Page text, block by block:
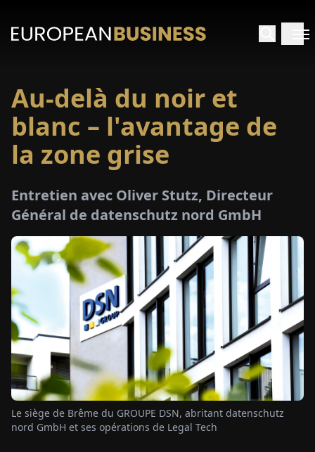
Au-delà du noir et
blanc – l'avantage de
la zone grise
Entretien avec Oliver Stutz, Directeur
Général de datenschutz nord GmbH
Le siège de Brême du GROUPE DSN, abritant datenschutz
nord GmbH et ses opérations de Legal Tech